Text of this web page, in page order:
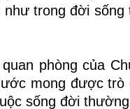
trong đời sống
phòng của
mong được trò
sống đời